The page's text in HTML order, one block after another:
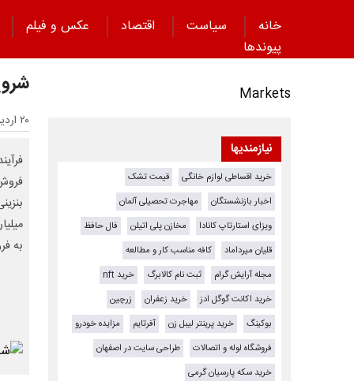
خانه سیاست اقتصاد عکس و فیلم
پیوند‌ها
شروع
۲۰ اردیبهشت ۱۴۰۵ - ۱۸:۳۲
به
Markets
نیازمندیها
خرید اقساطی لوازم خانگی
قیمت تشک
اخبار بازنشستگان
مهاجرت تحصیلی آلمان
ویزای استارتاپ کانادا
مخازن پلی اتیلن
فال حافظ
قلیان میرداماد
کافه مناسب کار و مطالعه
مجله آرایش گرام
ثبت نام کالابرگ
خرید nft
خرید اکانت گوگل ادز
خرید زعفران
زرچین
بوکینگ
خرید پرینتر لیبل زن آفرتایم
مزایده خودرو
فروشگاه لوله و اتصالات
طراحی سایت در اصفهان
خرید سکه پارسیان گرمی